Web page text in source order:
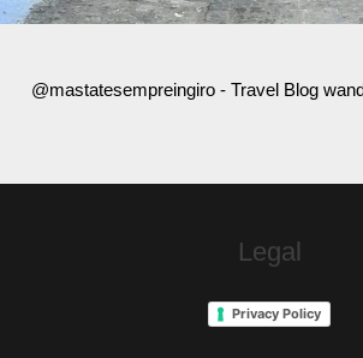
@mastatesempreingiro - Travel Blog
Legal
Privacy Policy